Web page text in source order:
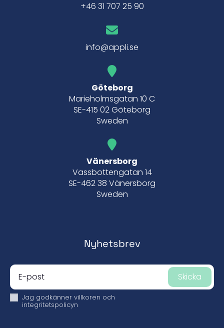
+46 31 707 25 90
info@appli.se
Göteborg
Marieholmsgatan 10 C
SE-415 02 Göteborg
Sweden
Vänersborg
Vassbottengatan 14
SE-462 38 Vänersborg
Sweden
Nyhetsbrev
Skicka
Jag godkänner villkoren och
integritetspolicyn